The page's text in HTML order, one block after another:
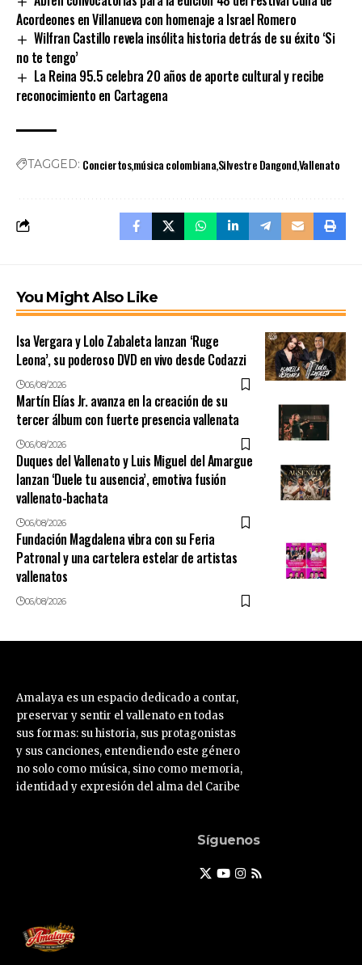
Acordeones en Villanueva con homenaje a Israel Romero
Wilfran Castillo revela insólita historia detrás de su éxito ‘Si
no te tengo’
La Reina 95.5 celebra 20 años de aporte cultural y recibe
reconocimiento en Cartagena
TAGGED: Conciertosmúsica colombianaSilvestre DangondVallenato
You Might Also Like
Isa Vergara y Lolo Zabaleta lanzan ‘Ruge
Leona’, su poderoso DVD en vivo desde Codazzi
06/08/2026
Martín Elías Jr. avanza en la creación de su
tercer álbum con fuerte presencia vallenata
06/08/2026
Duques del Vallenato y Luis Miguel del Amargue
lanzan ‘Duele tu ausencia’, emotiva fusión
vallenato-bachata
06/08/2026
Fundación Magdalena vibra con su Feria
Patronal y una cartelera estelar de artistas
vallenatos
06/08/2026
Amalaya es un espacio dedicado a contar,
preservar y sentir el vallenato en todas
sus formas: su historia, sus protagonistas
y sus canciones, entendiendo este género
no solo como música, sino como memoria,
identidad y expresión del alma del Caribe
Síguenos